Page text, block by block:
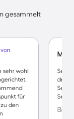
gesammelt
sehr wohl
für
den
M. P.
Sehr
den
Sehr
Sehr